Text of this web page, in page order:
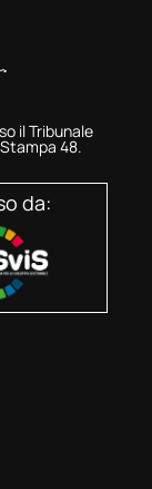
il Tribunale
48.
da: